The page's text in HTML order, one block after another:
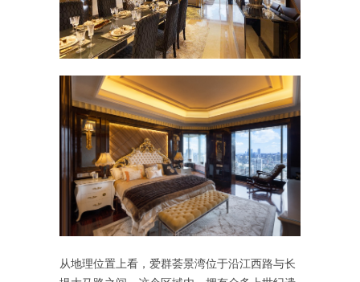
从地理位置上看，爱群荟景湾位于沿江西路与长